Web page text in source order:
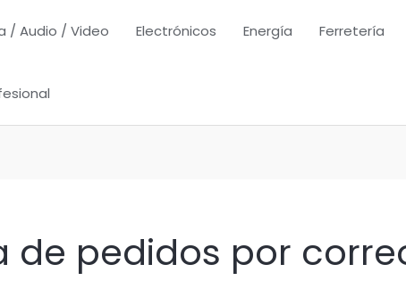
/ Audio / Video Electrónicos Energía Ferretería
de pedidos por